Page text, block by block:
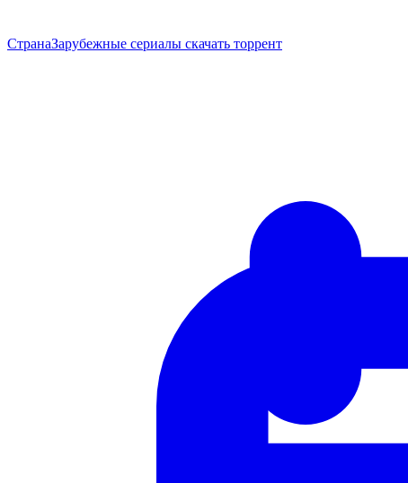
СтранаЗарубежные сериалы скачать торрент